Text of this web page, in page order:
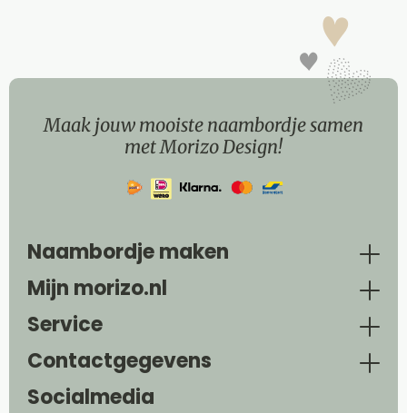
Maak jouw mooiste naambordje samen
met Morizo Design!
Naambordje maken
Mijn morizo.nl
Service
Contactgegevens
Socialmedia